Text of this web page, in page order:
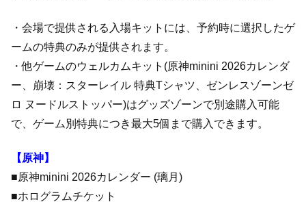
・会場で提供される入場キットには、予約時に選択したゲ
ームの特典のみが提供されます。
・他ゲームのウェルカムキット(原神minini 2026カレンダ
ー、崩壊：スターレイル 特典Tシャツ、ゼンレスゾーンゼ
ロ ヌードルストッパー)はグッズゾーンで別途購入可能
で、ゲーム別特典につき最大5個まで購入できます。
【原神】
■原神minini 2026カレンダー (璃月)
■ホログラムチケット